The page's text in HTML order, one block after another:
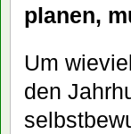
planen,
Um
den